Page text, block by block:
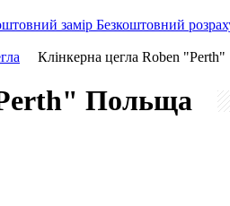
замір Безкоштовний
Клінкерна цегла Roben "Perth"
Польща